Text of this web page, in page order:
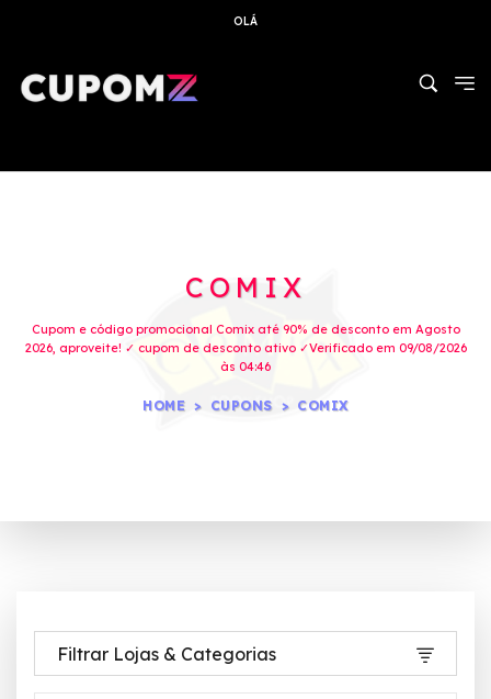
OLÁ
COMIX
Cupom e código promocional Comix até 90% de desconto em Agosto
2026, aproveite! ✓ cupom de desconto ativo ✓Verificado em 09/08/2026
às 04:46
HOME CUPONS COMIX
Filtrar Lojas & Categorias